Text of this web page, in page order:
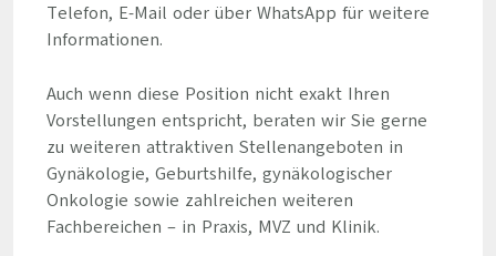
Telefon, E-Mail oder über WhatsApp für weitere
Informationen.
Auch wenn diese Position nicht exakt Ihren
Vorstellungen entspricht, beraten wir Sie gerne
zu weiteren attraktiven Stellenangeboten in
Gynäkologie, Geburtshilfe, gynäkologischer
Onkologie sowie zahlreichen weiteren
Fachbereichen – in Praxis, MVZ und Klinik.